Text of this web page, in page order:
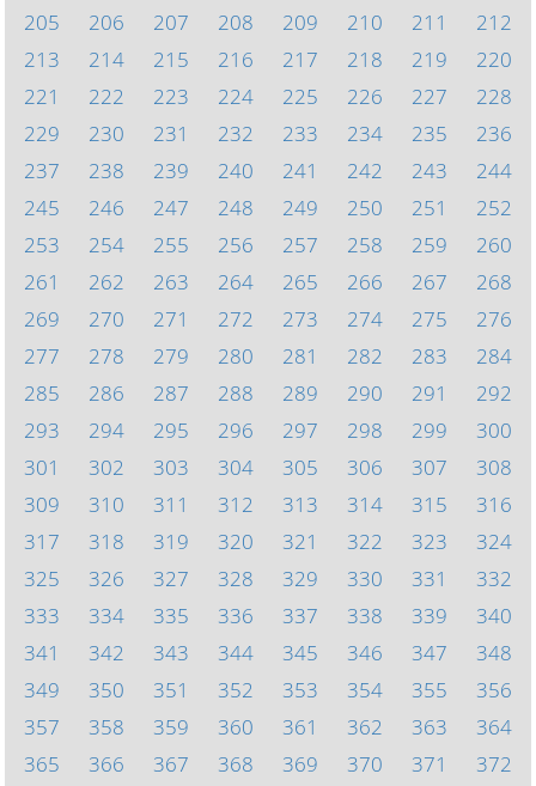
205
206 207 208 209 210 211
212
213
214 215 216 217 218 219
220
221
222 223 224 225 226 227
228
229
230 231 232 233 234 235
236
237
238 239 240 241 242 243
244
245
246 247 248 249 250 251
252
253
254 255 256 257 258 259
260
261
262 263 264 265 266 267
268
269
270 271 272 273 274 275
276
277
278 279 280 281 282 283
284
285
286 287 288 289 290 291
292
293
294 295 296 297 298 299
300
301
302 303 304 305 306 307
308
309
310 311 312 313 314 315
316
317
318 319 320 321 322 323
324
325
326 327 328 329 330 331
332
333
334 335 336 337 338 339
340
341
342 343 344 345 346 347
348
349
350 351 352 353 354 355
356
357
358 359 360 361 362 363
364
365
366 367 368 369 370 371 372